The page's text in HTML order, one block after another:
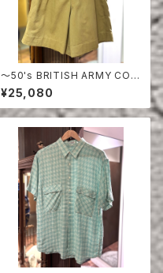
〜50's BRITISH ARMY COT
TON DRILL SHORTS
¥25,080